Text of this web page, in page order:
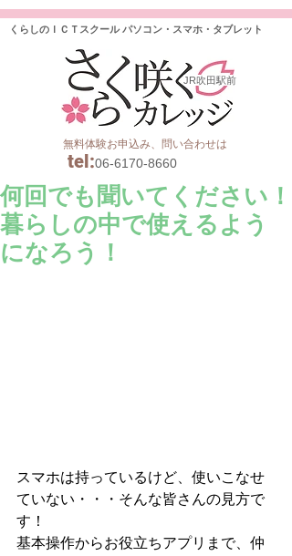
くらしのＩＣＴスクール パソコン・スマホ・タブレット
JR吹田駅前
無料体験お申込み、問い合わせは
tel:06-6170-8660
何回でも聞いてください！
暮らしの中で使えるよう
になろう！
スマホは持っているけど、使いこなせ
ていない・・・そんな皆さんの見方で
す！
基本操作からお役立ちアプリまで、仲